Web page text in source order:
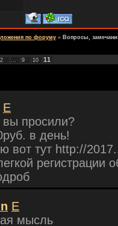
по форуму » Вопросы,
2 … 9 10 11